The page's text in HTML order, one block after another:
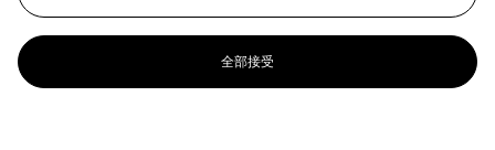
全部接受